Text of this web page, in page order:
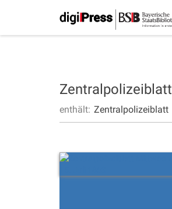
Zentralpolizeiblatt
enthält: Zentralpolizeiblatt